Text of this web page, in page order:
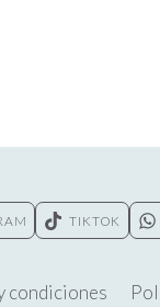
TIKTOK
condiciones